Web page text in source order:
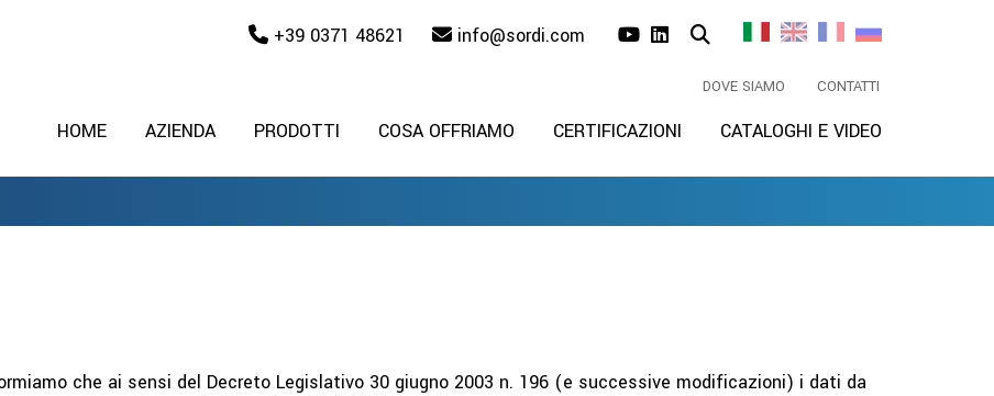
+39 0371 48621 info@sordi.com
DOVE SIAMO CONTATTI
HOME AZIENDA PRODOTTI COSA OFFRIAMO CERTIFICAZIONI CATALOGHI E VIDEO
che ai sensi del Decreto Legislativo 30 giugno 2003 n. 196 (e successive modificazioni) i dati da